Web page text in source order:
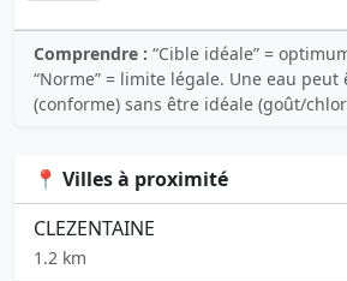
Comprendre : “Cible idéale” =
“Norme” = limite légale. Une eau
(conforme) sans être idéale (goût/
📍 Villes à proximité
CLEZENTAINE
1.2 km